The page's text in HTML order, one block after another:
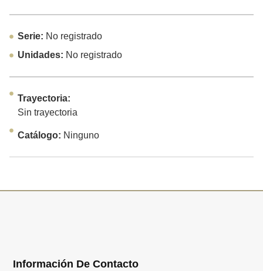
Serie: No registrado
Unidades: No registrado
Trayectoria:
Sin trayectoria
Catálogo: Ninguno
Información De Contacto